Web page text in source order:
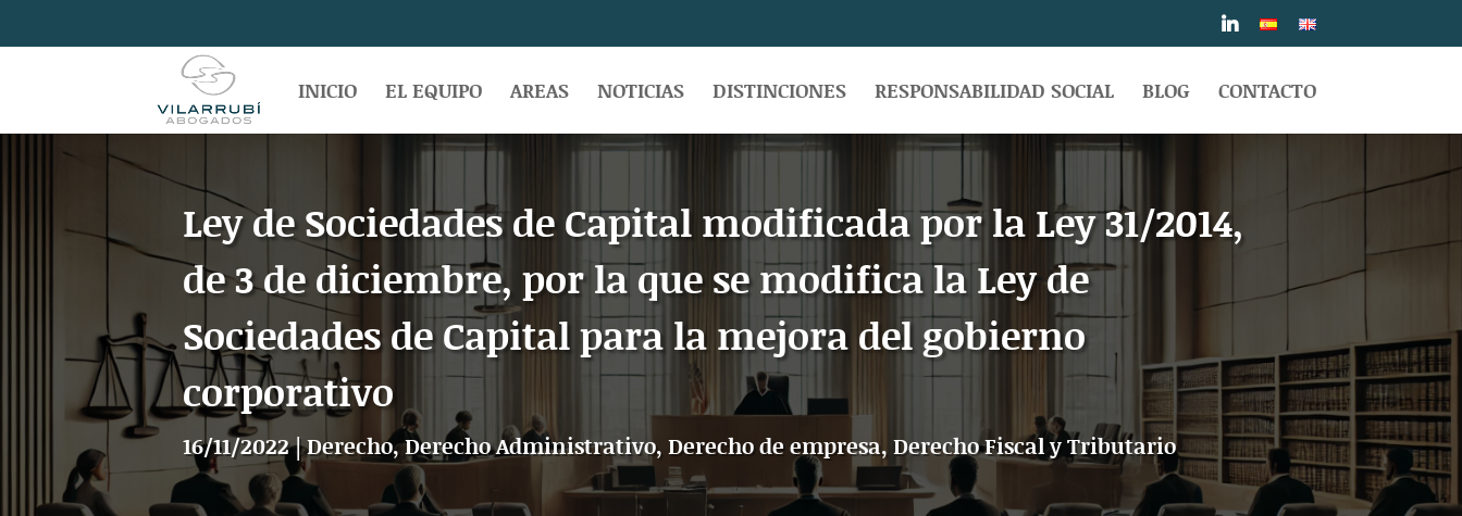
INICIO EL EQUIPO AREAS NOTICIAS DISTINCIONES RESPONSABILIDAD SOCIAL BLOG CONTACTO
Ley de Sociedades de Capital modificada por la Ley 31/2014,
de 3 de diciembre, por la que se modifica la Ley de
Sociedades de Capital para la mejora del gobierno
corporativo
16/11/2022|Derecho,Derecho Administrativo, Derecho de empresa, Derecho Fiscal y Tributario